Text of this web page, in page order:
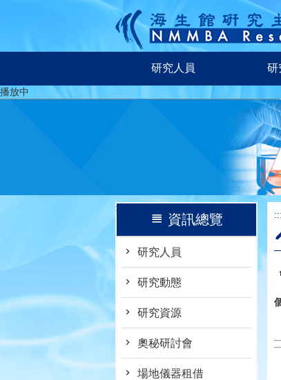
研究人員 研
播放中
:::
資訊總覽
研究人員
研究動態
研究資源
奧秘研討會
場地儀器租借
:::